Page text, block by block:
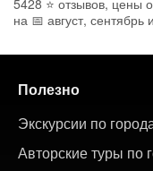
5428 ⭐ отзывов, цены
на 📅 август, сентябрь
Полезно
Экскурсии по
Авторские туры по